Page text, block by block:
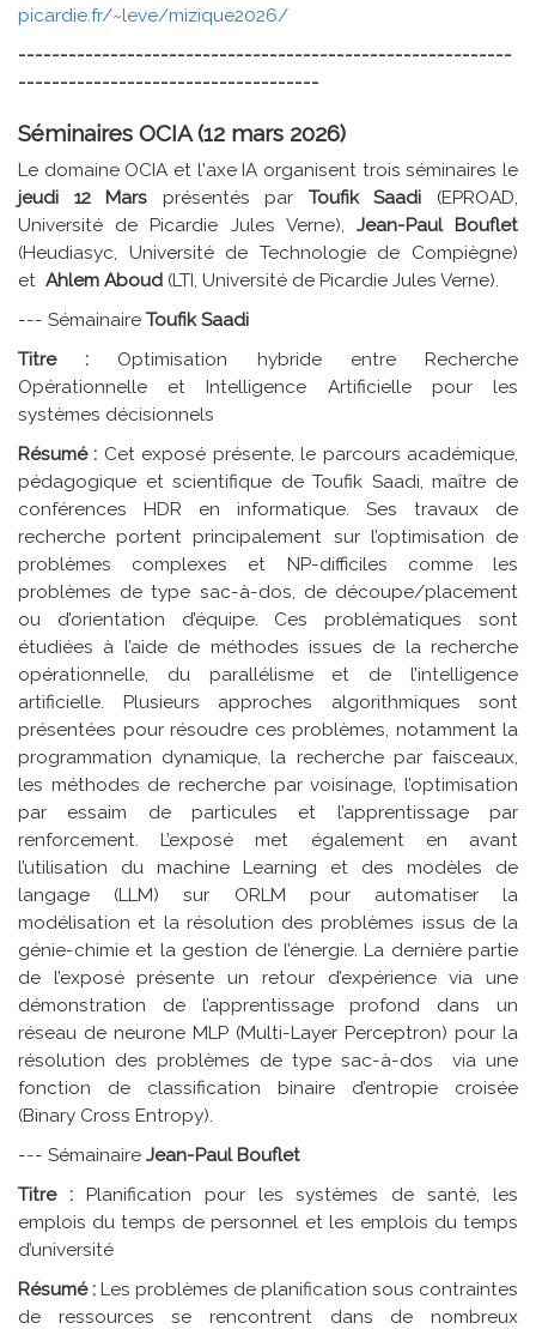
picardie.fr/~leve/mizique2026/
-----------------------------------------------------------
------------------------------------
Séminaires OCIA (12 mars 2026)
Le domaine OCIA et l'axe IA organisent trois séminaires le
jeudi 12 Mars présentés par Toufik Saadi (EPROAD,
Université de Picardie Jules Verne), Jean-Paul Bouflet
(Heudiasyc, Université de Technologie de Compiègne)
et Ahlem Aboud (LTI, Université de Picardie Jules Verne).
--- Sémainaire Toufik Saadi
Titre : Optimisation hybride entre Recherche
Opérationnelle et Intelligence Artificielle pour les
systèmes décisionnels
Résumé : Cet exposé présente, le parcours académique,
pédagogique et scientifique de Toufik Saadi, maître de
conférences HDR en informatique. Ses travaux de
recherche portent principalement sur l’optimisation de
problèmes complexes et NP-difficiles comme les
problèmes de type sac-à-dos, de découpe/placement
ou d’orientation d’équipe. Ces problématiques sont
étudiées à l’aide de méthodes issues de la recherche
opérationnelle, du parallélisme et de l’intelligence
artificielle. Plusieurs approches algorithmiques sont
présentées pour résoudre ces problèmes, notamment la
programmation dynamique, la recherche par faisceaux,
les méthodes de recherche par voisinage, l’optimisation
par essaim de particules et l’apprentissage par
renforcement. L’exposé met également en avant
l’utilisation du machine Learning et des modèles de
langage (LLM) sur ORLM pour automatiser la
modélisation et la résolution des problèmes issus de la
génie-chimie et la gestion de l’énergie. La dernière partie
de l’exposé présente un retour d’expérience via une
démonstration de l’apprentissage profond dans un
réseau de neurone MLP (Multi-Layer Perceptron) pour la
résolution des problèmes de type sac-à-dos via une
fonction de classification binaire d’entropie croisée
(Binary Cross Entropy).
--- Sémainaire Jean-Paul Bouflet
Titre :Planification pour les systèmes de santé, les
emplois du temps de personnel et les emplois du temps
d’université
Résumé : Les problèmes de planification sous contraintes
de ressources se rencontrent dans de nombreux